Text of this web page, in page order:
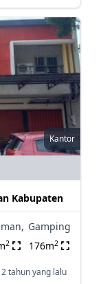
Kantor
Kabupaten
Gamping
2 176m2
2 tahun yang lalu